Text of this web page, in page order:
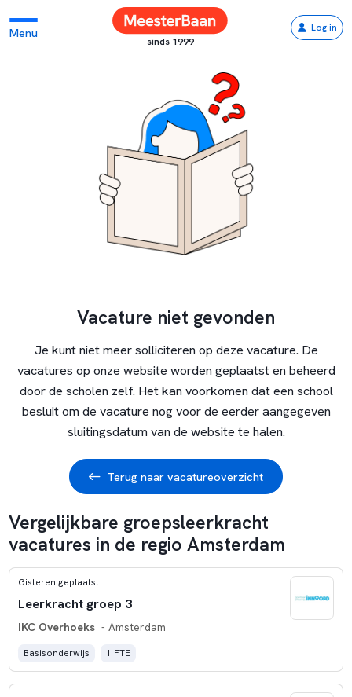
Menu
sinds 1999
Log in
Vacature niet gevonden
Je kunt niet meer solliciteren op deze vacature. De
vacatures op onze website worden geplaatst en beheerd
door de scholen zelf. Het kan voorkomen dat een school
besluit om de vacature nog voor de eerder aangegeven
sluitingsdatum van de website te halen.
Terug naar vacatureoverzicht
Vergelijkbare groepsleerkracht
vacatures in de regio Amsterdam
Gisteren geplaatst
Leerkracht groep 3
IKC Overhoeks - Amsterdam
Basisonderwijs 1 FTE